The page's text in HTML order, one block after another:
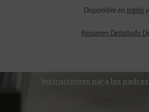
Disponible en Inglés y
Resumen Detallado
Instrucciones para los